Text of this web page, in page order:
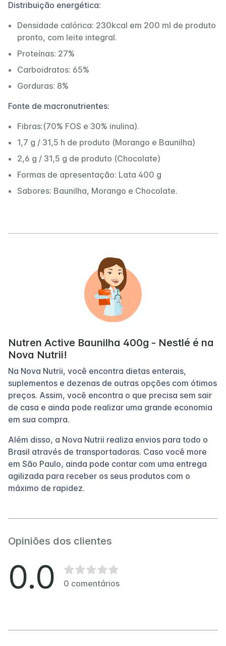
Distribuição energética:
Densidade calórica: 230kcal em 200 ml de produto
pronto, com leite integral.
Proteínas: 27%
Carboidratos: 65%
Gorduras: 8%
Fonte de macronutrientes:
Fibras:(70% FOS e 30% inulina).
1,7 g / 31,5 h de produto (Morango e Baunilha)
2,6 g / 31,5 g de produto (Chocolate)
Formas de apresentação: Lata 400 g
Sabores: Baunilha, Morango e Chocolate.
Nutren Active Baunilha 400g - Nestlé é na
Nova Nutrii!
Na Nova Nutrii, você encontra dietas enterais,
suplementos e dezenas de outras opções com ótimos
preços. Assim, você encontra o que precisa sem sair
de casa e ainda pode realizar uma grande economia
em sua compra.
Além disso, a Nova Nutrii realiza envios para todo o
Brasil através de transportadoras. Caso você more
em São Paulo, ainda pode contar com uma entrega
agilizada para receber os seus produtos com o
máximo de rapidez.
Opiniões dos clientes
0.0 0 comentários